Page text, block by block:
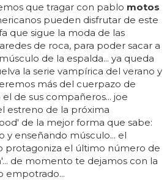
que tragar con pablo motos
pueden disfrutar de este
que sigue la moda de las
de roca, para poder sacar a
de la espalda... ya queda
la serie vampírica del verano y
más del cuerpazo de
de sus compañeros... joe
estreno de la próxima
de la mejor forma que sabe:
y enseñando músculo... el
protagoniza el último número de
de momento te dejamos con la
empotrado...